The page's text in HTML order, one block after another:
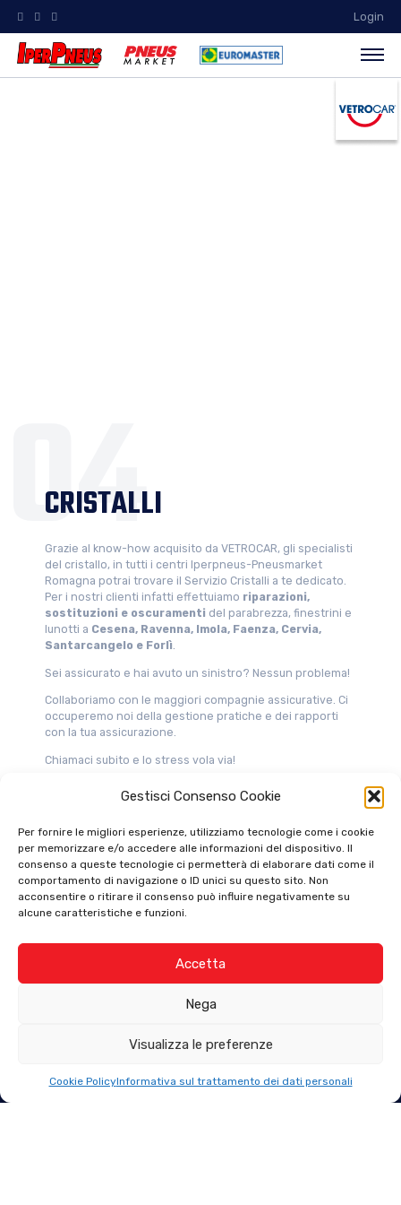
Gestisci Consenso Cookie
Per fornire le migliori esperienze, utilizziamo tecnologie come i cookie
per memorizzare e/o accedere alle informazioni del dispositivo. Il
consenso a queste tecnologie ci permetterà di elaborare dati come il
comportamento di navigazione o ID unici su questo sito. Non
acconsentire o ritirare il consenso può influire negativamente su
alcune caratteristiche e funzioni.
Accetta
Nega
Visualizza le preferenze
Cookie PolicyInformativa sul trattamento dei dati personali
Login
CRISTALLI
Grazie al know-how acquisito da VETROCAR, gli specialisti
del cristallo, in tutti i centri Iperpneus-Pneusmarket
Romagna potrai trovare il Servizio Cristalli a te dedicato.
Per i nostri clienti infatti effettuiamo riparazioni,
sostituzioni e oscuramenti del parabrezza, finestrini e
lunotti a Cesena, Ravenna, Imola, Faenza, Cervia,
Santarcangelo e Forlì.
Sei assicurato e hai avuto un sinistro? Nessun problema!
Collaboriamo con le maggiori compagnie assicurative. Ci
occuperemo noi della gestione pratiche e dei rapporti
con la tua assicurazione.
Chiamaci subito e lo stress vola via!